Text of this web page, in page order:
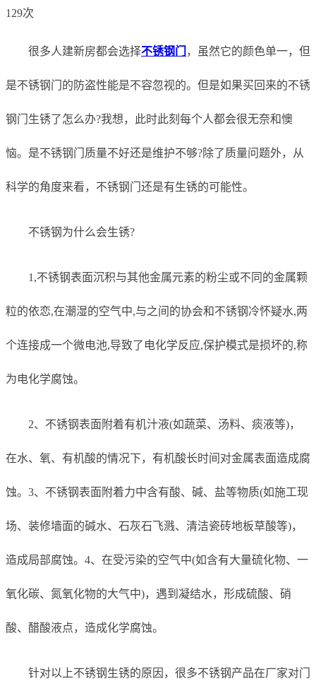
129次
很多人建新房都会选择不锈钢门 ，虽然它的颜色单一，但
是不锈钢门的防盗性能是不容忽视的。但是如果买回来的不锈
钢门生锈了怎么办?我想，此时此刻每个人都会很无奈和懊
恼。是不锈钢门质量不好还是维护不够?除了质量问题外，从
科学的角度来看，不锈钢门还是有生锈的可能性。
不锈钢为什么会生锈?
1,不锈钢表面沉积与其他金属元素的粉尘或不同的金属颗
粒的依恋,在潮湿的空气中,与之间的协会和不锈钢冷怀疑水,两
个连接成一个微电池,导致了电化学反应,保护模式是损坏的,称
为电化学腐蚀。
2、不锈钢表面附着有机汁液(如蔬菜、汤料、痰液等)，
在水、氧、有机酸的情况下，有机酸长时间对金属表面造成腐
蚀。3、不锈钢表面附着力中含有酸、碱、盐等物质(如施工现
场、装修墙面的碱水、石灰石飞溅、清洁瓷砖地板草酸等)，
造成局部腐蚀。4、在受污染的空气中(如含有大量硫化物、一
氧化碳、氮氧化物的大气中)，遇到凝结水，形成硫酸、硝
酸、醋酸液点，造成化学腐蚀。
针对以上不锈钢生锈的原因，很多不锈钢产品在厂家对门